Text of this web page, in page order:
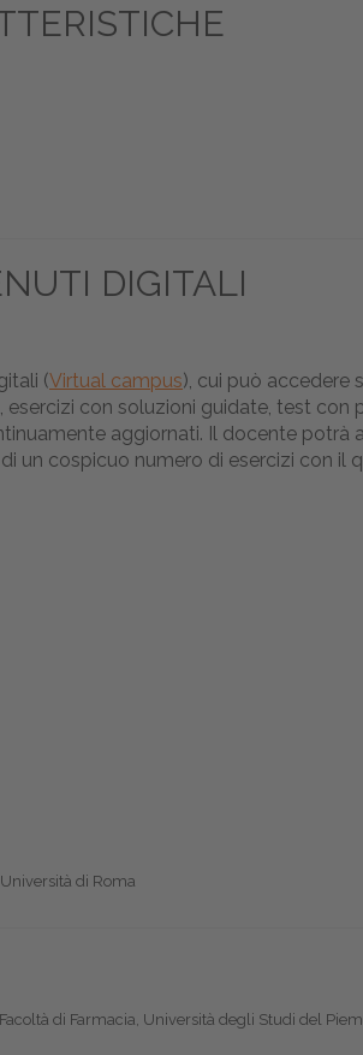
DIGITALI
(Virtual campus), cui può accedere
con soluzioni guidate, test
aggiornati. Il docente potrà
un cospicuo numero di esercizi con il
di Roma
di Farmacia, Università degli Studi del